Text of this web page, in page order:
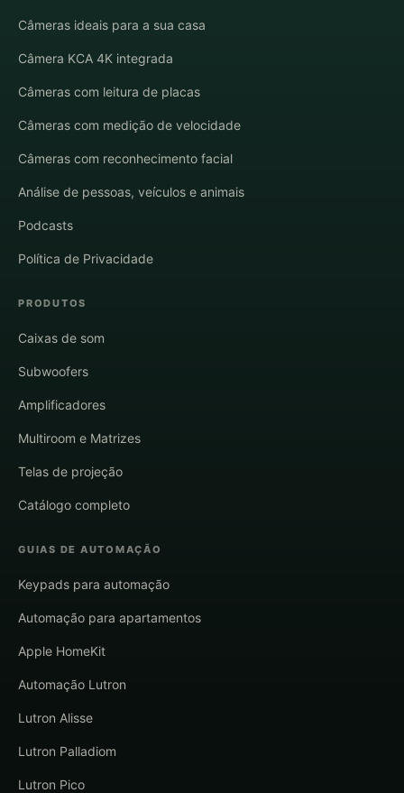
Câmeras ideais para a sua casa
Câmera KCA 4K integrada
Câmeras com leitura de placas
Câmeras com medição de velocidade
Câmeras com reconhecimento facial
Análise de pessoas, veículos e animais
Podcasts
Política de Privacidade
PRODUTOS
Caixas de som
Subwoofers
Amplificadores
Multiroom e Matrizes
Telas de projeção
Catálogo completo
GUIAS DE AUTOMAÇÃO
Keypads para automação
Automação para apartamentos
Apple HomeKit
Automação Lutron
Lutron Alisse
Lutron Palladiom
Lutron Pico